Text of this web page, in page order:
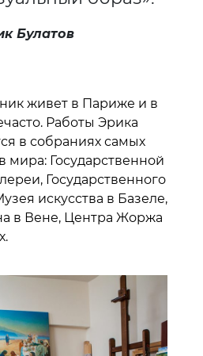
Булатов
живет в Париже и в
Работы Эрика
в собраниях самых
мира: Государственной
Государственного
искусства в Базеле,
в Вене, Центра Жоржа